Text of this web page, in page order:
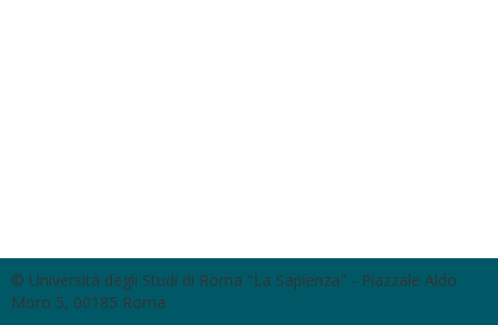
© Università degli Studi di Roma "La Sapienza" - Piazzale Aldo
Moro 5, 00185 Roma